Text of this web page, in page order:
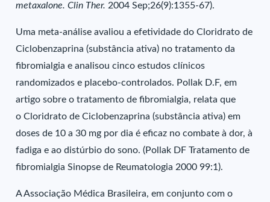
metaxalone. Clin Ther. 2004 Sep;26(9):1355-67).
Uma meta-análise avaliou a efetividade do Cloridrato de
Ciclobenzaprina (substância ativa) no tratamento da
fibromialgia e analisou cinco estudos clínicos
randomizados e placebo-controlados. Pollak D.F, em
artigo sobre o tratamento de fibromialgia, relata que
o Cloridrato de Ciclobenzaprina (substância ativa) em
doses de 10 a 30 mg por dia é eficaz no combate à dor, à
fadiga e ao distúrbio do sono. (Pollak DF Tratamento de
fibromialgia Sinopse de Reumatologia 2000 99:1).
A Associação Médica Brasileira, em conjunto com o